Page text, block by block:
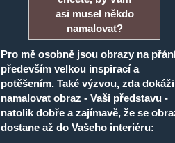
asi musel někdo
namalovat?
Pro mě osobně jsou obrazy na
především velkou inspirací a
potěšením. Také výzvou, zda dokáži
namalovat obraz - Vaši představu -
natolik dobře a zajímavě, že se
dostane až do Vašeho interiéru: